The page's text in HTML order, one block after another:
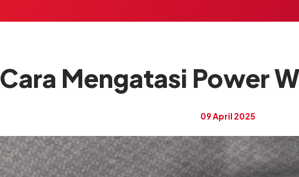
Cara Mengatasi Power
09 April 2025